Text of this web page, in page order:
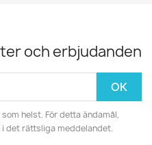
och erbjudanden
helst. För detta ändamål,
det rättsliga meddelandet.